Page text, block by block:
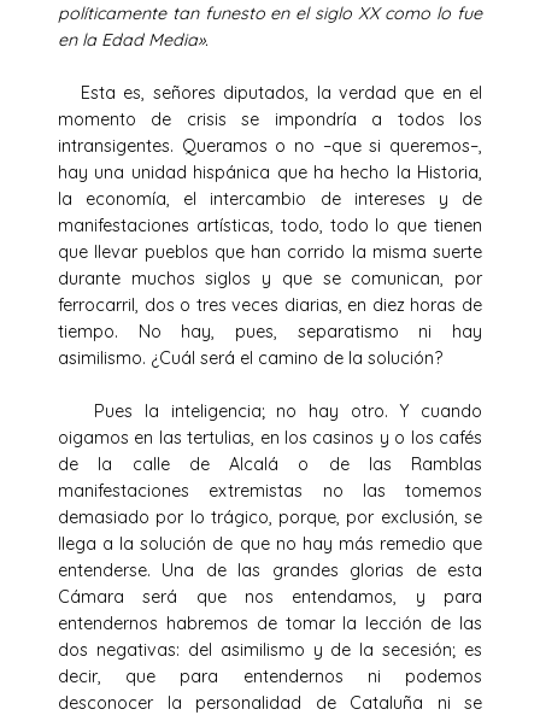
políticamente tan funesto en el siglo XX como lo fue
en la Edad Media».
Esta es, señores diputados, la verdad que en el
momento de crisis se impondría a todos los
intransigentes. Queramos o no –que si queremos–,
hay una unidad hispánica que ha hecho la Historia,
la economía, el intercambio de intereses y de
manifestaciones artísticas, todo, todo lo que tienen
que llevar pueblos que han corrido la misma suerte
durante muchos siglos y que se comunican, por
ferrocarril, dos o tres veces diarias, en diez horas de
tiempo. No hay, pues, separatismo ni hay
asimilismo. ¿Cuál será el camino de la solución?
Pues la inteligencia; no hay otro. Y cuando
oigamos en las tertulias, en los casinos y o los cafés
de la calle de Alcalá o de las Ramblas
manifestaciones extremistas no las tomemos
demasiado por lo trágico, porque, por exclusión, se
llega a la solución de que no hay más remedio que
entenderse. Una de las grandes glorias de esta
Cámara será que nos entendamos, y para
entendernos habremos de tomar la lección de las
dos negativas: del asimilismo y de la secesión; es
decir, que para entendernos ni podemos
desconocer la personalidad de Cataluña ni se